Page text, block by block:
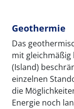
Geothermie
Das
mit gleichmäßig
(Island)
einzelnen
die
Energie noch